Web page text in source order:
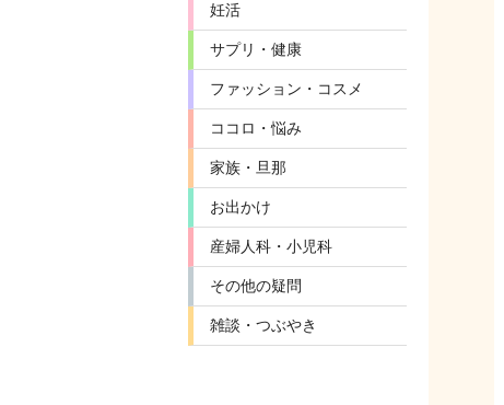
妊活
サプリ・健康
ファッション・コスメ
ココロ・悩み
家族・旦那
お出かけ
産婦人科・小児科
その他の疑問
雑談・つぶやき